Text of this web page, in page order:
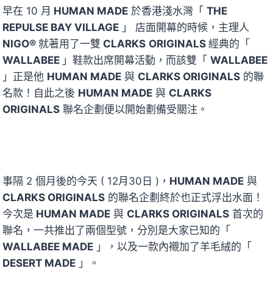
早在 10 月 HUMAN MADE 於香港淺水灣「 THE
REPULSE BAY VILLAGE 」 店面開幕的時候，主理人
NIGO® 就著用了一雙 CLARKS ORIGINALS 經典的「
WALLABEE 」鞋款出席開幕活動，而該雙「 WALLABEE
」正是他 HUMAN MADE 與 CLARKS ORIGINALS 的聯
名款！自此之後 HUMAN MADE 與 CLARKS
ORIGINALS 聯名企劃便以開始劃備受關注。
事隔 2 個月後的今天 ( 12月30日 )， HUMAN MADE 與
CLARKS ORIGINALS 的聯名企劃終於也正式浮出水面！
今次是 HUMAN MADE 與 CLARKS ORIGINALS 首次的
聯名，一共推出了兩個型號，分別是大家已知的「
WALLABEE MADE 」，以及一款內襯加了羊毛絨的「
DESERT MADE 」。